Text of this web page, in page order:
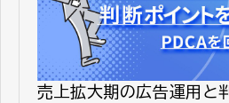
売上拡大期の広告運用と